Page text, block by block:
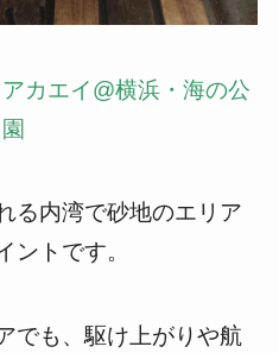
カエイ@横浜・海の公
園
る内湾で砂地のエリア
ントです。
でも、駆け上がりや航